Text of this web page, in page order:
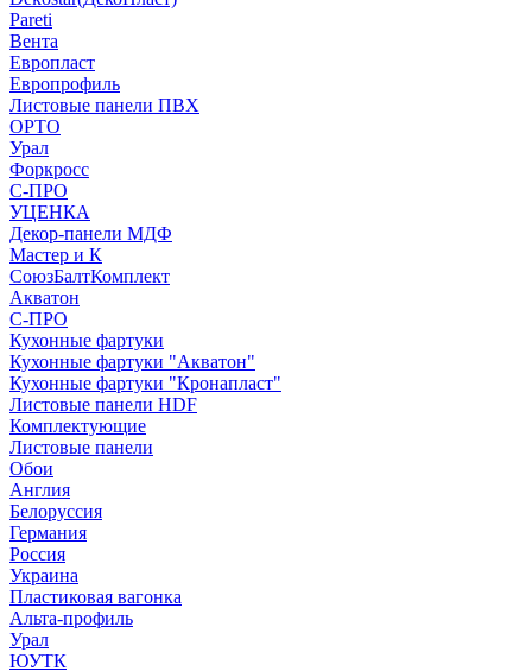
Pareti
Вента
Европласт
Европрофиль
Листовые панели ПВХ
ОРТО
Урал
Форкросс
С-ПРО
УЦЕНКА
Декор-панели МДФ
Мастер и К
СоюзБалтКомплект
Акватон
С-ПРО
Кухонные фартуки
Кухонные фартуки "Акватон"
Кухонные фартуки "Кронапласт"
Листовые панели HDF
Комплектующие
Листовые панели
Обои
Англия
Белоруссия
Германия
Россия
Украина
Пластиковая вагонка
Альта-профиль
Урал
ЮУТК